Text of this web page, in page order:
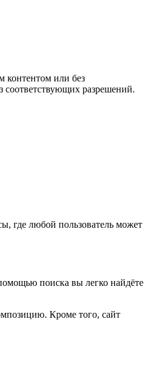
контентом или без
соответствующих разрешений.
где любой пользователь может
поиска вы легко найдёте
Кроме того, сайт